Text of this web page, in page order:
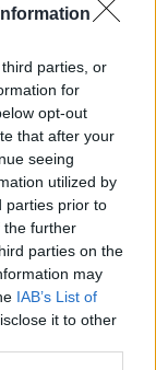
parties, or
for
opt-out
that after your
seeing
utilized by
parties prior to
the further
parties on the
may
IAB’s List of
it to other
Mike Patton (@officialmikepatton) által megosztott bejegyzés